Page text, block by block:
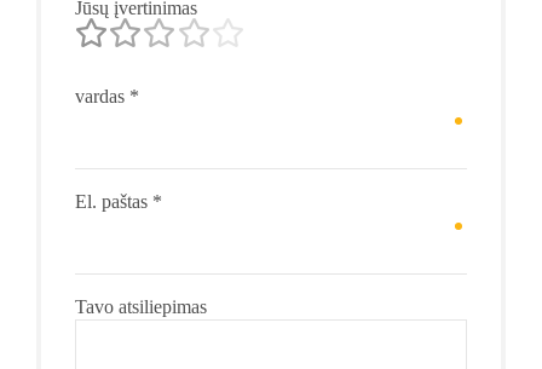
Jūsų įvertinimas
Tavo atsiliepimas
vardas *
El. paštas *